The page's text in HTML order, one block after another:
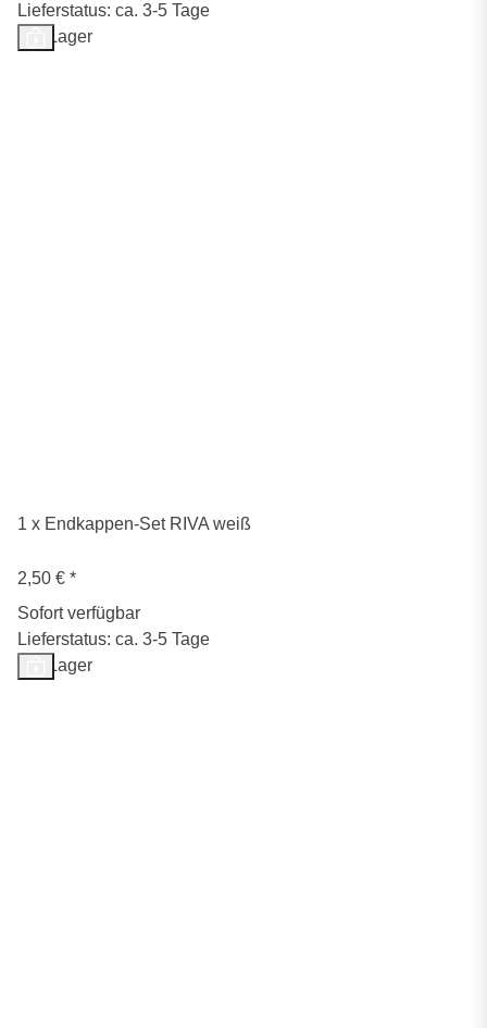
Lieferstatus: ca. 3-5 Tage
Auf Lager
1 x Endkappen-Set RIVA weiß
2,50 € *
Sofort verfügbar
Lieferstatus: ca. 3-5 Tage
Auf Lager